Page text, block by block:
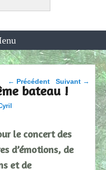
Parcourir les articles
← Précédent Suivant →
bateau !
le concert des
d’émotions, de
et de